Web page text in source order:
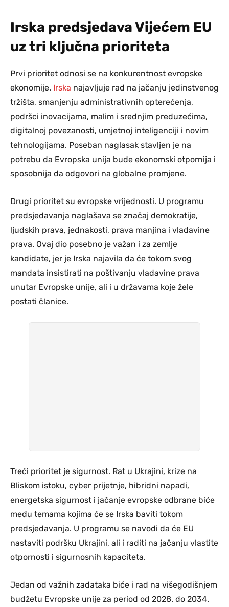
Irska predsjedava Vijećem EU
uz tri ključna prioriteta
Prvi prioritet odnosi se na konkurentnost evropske
ekonomije. Irska najavljuje rad na jačanju jedinstvenog
tržišta, smanjenju administrativnih opterećenja,
podršci inovacijama, malim i srednjim preduzećima,
digitalnoj povezanosti, umjetnoj inteligenciji i novim
tehnologijama. Poseban naglasak stavljen je na
potrebu da Evropska unija bude ekonomski otpornija i
sposobnija da odgovori na globalne promjene.
Drugi prioritet su evropske vrijednosti. U programu
predsjedavanja naglašava se značaj demokratije,
ljudskih prava, jednakosti, prava manjina i vladavine
prava. Ovaj dio posebno je važan i za zemlje
kandidate, jer je Irska najavila da će tokom svog
mandata insistirati na poštivanju vladavine prava
unutar Evropske unije, ali i u državama koje žele
postati članice.
Treći prioritet je sigurnost. Rat u Ukrajini, krize na
Bliskom istoku, cyber prijetnje, hibridni napadi,
energetska sigurnost i jačanje evropske odbrane biće
među temama kojima će se Irska baviti tokom
predsjedavanja. U programu se navodi da će EU
nastaviti podršku Ukrajini, ali i raditi na jačanju vlastite
otpornosti i sigurnosnih kapaciteta.
Jedan od važnih zadataka biće i rad na višegodišnjem
budžetu Evropske unije za period od 2028. do 2034.